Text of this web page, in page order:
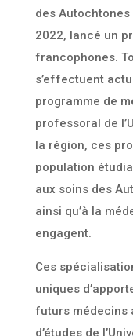
des
2022, lancé un
francophones.
s’effectuent
programme de
professoral de
la région, ces
population
aux soins des
ainsi qu’à la
engagent.
Ces
uniques
futurs médecins
d’études de